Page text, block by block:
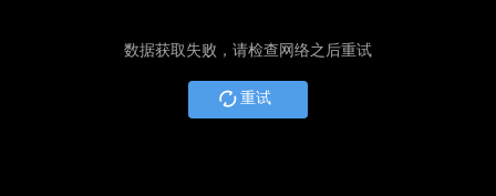
数据获取失败，请检查网络之后重试
重试